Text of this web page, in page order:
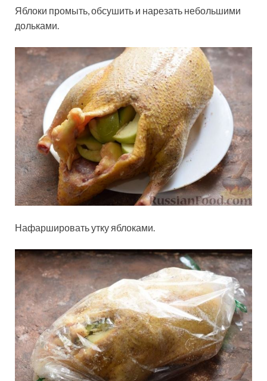
Яблоки промыть, обсушить и нарезать небольшими
дольками.
Нафаршировать утку яблоками.